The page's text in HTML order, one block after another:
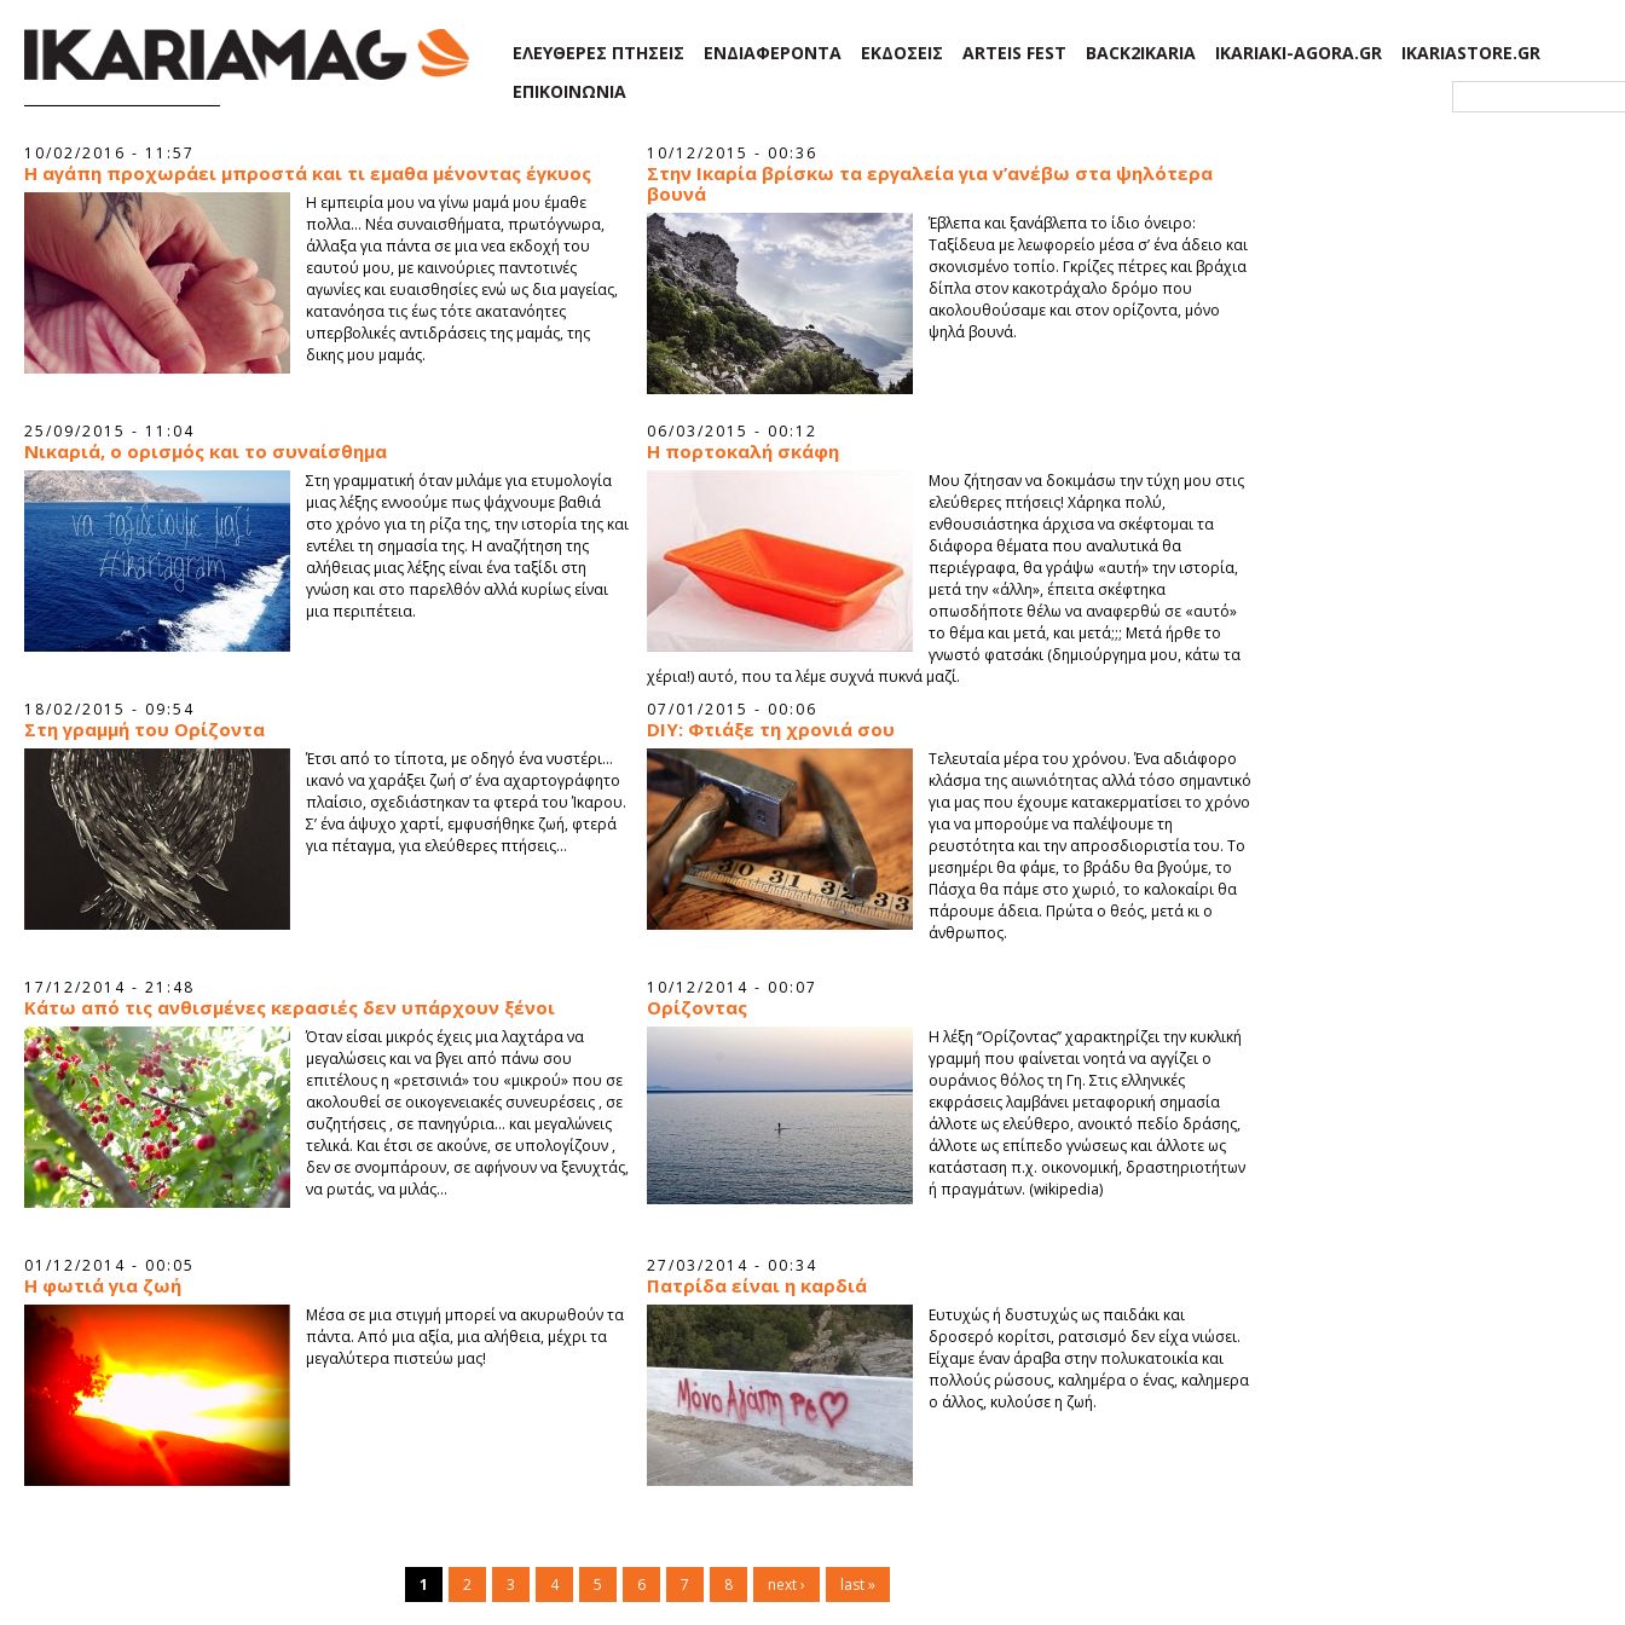
ΕΛΕΥΘΕΡΕΣ ΠΤΗΣΕΙΣ ΕΝΔΙΑΦΕΡΟΝΤΑ ΕΚΔΟΣΕΙΣ ARTEIS FEST BACK2IKARIA IKARIAKI-AGORA.GR
IKARIASTORE.GR
ΕΠΙΚΟΙΝΩΝΙΑ
10/02/2016 - 11:57
Η αγάπη προχωράει μπροστά και τι εμαθα μένοντας έγκυος
Η εμπειρία μου να γίνω μαμά μου έμαθε
πολλα... Νέα συναισθήματα, πρωτόγνωρα,
άλλαξα για πάντα σε μια νεα εκδοχή του
εαυτού μου, με καινούριες παντοτινές
αγωνίες και ευαισθησίες ενώ ως δια μαγείας,
κατανόησα τις έως τότε ακατανόητες
υπερβολικές αντιδράσεις της μαμάς, της
δικης μου μαμάς.
10/12/2015 - 00:36
Στην Ικαρία βρίσκω τα εργαλεία για ν’ανέβω στα ψηλότερα
βουνά
Έβλεπα και ξανάβλεπα το ίδιο όνειρο:
Ταξίδευα με λεωφορείο μέσα σ’ ένα άδειο και
σκονισμένο τοπίο. Γκρίζες πέτρες και βράχια
δίπλα στον κακοτράχαλο δρόμο που
ακολουθούσαμε και στον ορίζοντα, μόνο
ψηλά βουνά.
25/09/2015 - 11:04
Νικαριά, ο ορισμός και το συναίσθημα
Στη γραμματική όταν μιλάμε για ετυμολογία
μιας λέξης εννοούμε πως ψάχνουμε βαθιά
στο χρόνο για τη ρίζα της, την ιστορία της και
εντέλει τη σημασία της. Η αναζήτηση της
αλήθειας μιας λέξης είναι ένα ταξίδι στη
γνώση και στο παρελθόν αλλά κυρίως είναι
μια περιπέτεια.
06/03/2015 - 00:12
H πορτοκαλή σκάφη
Μου ζήτησαν να δοκιμάσω την τύχη μου στις
ελεύθερες πτήσεις! Χάρηκα πολύ,
ενθουσιάστηκα άρχισα να σκέφτομαι τα
διάφορα θέματα που αναλυτικά θα
περιέγραφα, θα γράψω «αυτή» την ιστορία,
μετά την «άλλη», έπειτα σκέφτηκα
οπωσδήποτε θέλω να αναφερθώ σε «αυτό»
το θέμα και μετά, και μετά;;; Μετά ήρθε το
γνωστό φατσάκι (δημιούργημα μου, κάτω τα
χέρια!) αυτό, που τα λέμε συχνά πυκνά μαζί.
18/02/2015 - 09:54
Στη γραμμή του Ορίζοντα
Έτσι από το τίποτα, με οδηγό ένα νυστέρι…
ικανό να χαράξει ζωή σ’ ένα αχαρτογράφητο
πλαίσιο, σχεδιάστηκαν τα φτερά του Ίκαρου.
Σ’ ένα άψυχο χαρτί, εμφυσήθηκε ζωή, φτερά
για πέταγμα, για ελεύθερες πτήσεις…
07/01/2015 - 00:06
DIY: Φτιάξε τη χρονιά σου
Τελευταία μέρα του χρόνου. Ένα αδιάφορο
κλάσμα της αιωνιότητας αλλά τόσο σημαντικό
για μας που έχουμε κατακερματίσει το χρόνο
για να μπορούμε να παλέψουμε τη
ρευστότητα και την απροσδιοριστία του. Tο
μεσημέρι θα φάμε, το βράδυ θα βγούμε, το
Πάσχα θα πάμε στο χωριό, το καλοκαίρι θα
πάρουμε άδεια. Πρώτα ο θεός, μετά κι ο
άνθρωπος.
17/12/2014 - 21:48
Κάτω από τις ανθισμένες κερασιές δεν υπάρχουν ξένοι
Όταν είσαι μικρός έχεις μια λαχτάρα να
μεγαλώσεις και να βγει από πάνω σου
επιτέλους η «ρετσινιά» του «μικρού» που σε
ακολουθεί σε οικογενειακές συνευρέσεις , σε
συζητήσεις , σε πανηγύρια… και μεγαλώνεις
τελικά. Και έτσι σε ακούνε, σε υπολογίζουν ,
δεν σε σνομπάρουν, σε αφήνουν να ξενυχτάς,
να ρωτάς, να μιλάς…
10/12/2014 - 00:07
Ορίζοντας
Η λέξη ‘’Ορίζοντας’’ χαρακτηρίζει την κυκλική
γραμμή που φαίνεται νοητά να αγγίζει ο
ουράνιος θόλος τη Γη. Στις ελληνικές
εκφράσεις λαμβάνει μεταφορική σημασία
άλλοτε ως ελεύθερο, ανοικτό πεδίο δράσης,
άλλοτε ως επίπεδο γνώσεως και άλλοτε ως
κατάσταση π.χ. οικονομική, δραστηριοτήτων
ή πραγμάτων. (wikipedia)
01/12/2014 - 00:05
Η φωτιά για ζωή
Μέσα σε μια στιγμή μπορεί να ακυρωθούν τα
πάντα. Από μια αξία, μια αλήθεια, μέχρι τα
μεγαλύτερα πιστεύω μας!
27/03/2014 - 00:34
Πατρίδα είναι η καρδιά
Ευτυχώς ή δυστυχώς ως παιδάκι και
δροσερό κορίτσι, ρατσισμό δεν είχα νιώσει.
Είχαμε έναν άραβα στην πολυκατοικία και
πολλούς ρώσους, καλημέρα ο ένας, καλημερα
ο άλλος, κυλούσε η ζωή.
1 2 3 4 5 6 7 8 next › last »